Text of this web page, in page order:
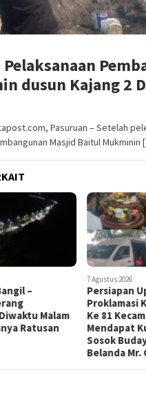
Pelaksanaan
dusun Kajang 2
Pasuruan – Setelah
Masjid Baitul Mukminin
–
Malam
Ratusan
7 Agustus 2026
Persiapan
Proklamasi
Ke 81
Mendapat
Sosok
Belanda Mr.